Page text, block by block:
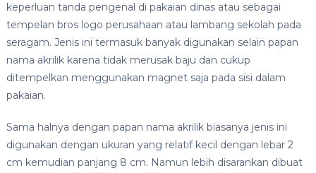
keperluan tanda pengenal di pakaian dinas atau sebagai
tempelan bros logo perusahaan atau lambang sekolah pada
seragam. Jenis ini termasuk banyak digunakan selain papan
nama akrilik karena tidak merusak baju dan cukup
ditempelkan menggunakan magnet saja pada sisi dalam
pakaian.
Sama halnya dengan papan nama akrilik biasanya jenis ini
digunakan dengan ukuran yang relatif kecil dengan lebar 2
cm kemudian panjang 8 cm. Namun lebih disarankan dibuat